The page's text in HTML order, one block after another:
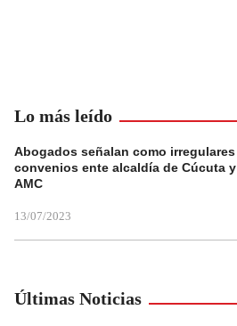
Lo más leído
Abogados señalan como irregulares
convenios ente alcaldía de Cúcuta y
AMC
13/07/2023
Últimas Noticias